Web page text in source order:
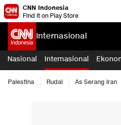
CNN Indonesia
Find it on Play Store
Internasional
Nasional Internasional
Palestina Rudal As Serang Iran